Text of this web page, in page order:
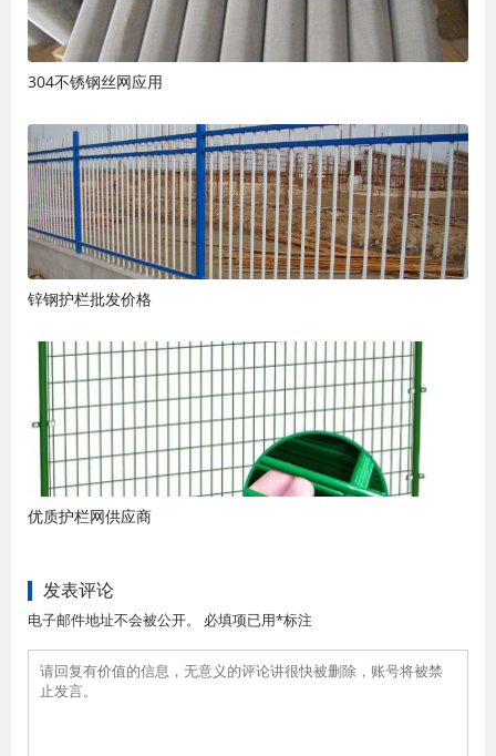
304不锈钢丝网应用
锌钢护栏批发价格
优质护栏网供应商
发表评论
电子邮件地址不会被公开。 必填项已用*标注